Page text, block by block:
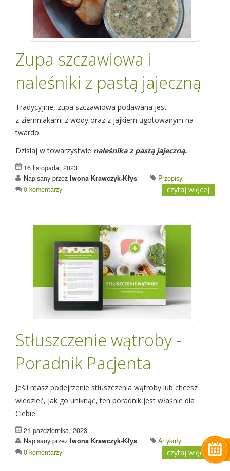
Zupa szczawiowa i
naleśniki z pastą jajeczną
Tradycyjnie, zupa szczawiowa podawana jest
z ziemniakami z wody oraz z jajkiem ugotowanym na
twardo.
Dzisiaj w towarzystwie naleśnika z pastą jajeczną.
16 listopada, 2023
Napisany przez Iwona Krawczyk-Kłys
Przepisy
0 komentarzy
czytaj więcej
Stłuszczenie wątroby -
Poradnik Pacjenta
Jeśli masz podejrzenie stłuszczenia wątroby lub chcesz
wiedzieć, jak go uniknąć, ten poradnik jest właśnie dla
Ciebie.
21 października, 2023
Napisany przez Iwona Krawczyk-Kłys
Artykuły
0 komentarzy
czytaj więcej